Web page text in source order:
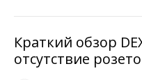
Краткий обзор
отсутствие